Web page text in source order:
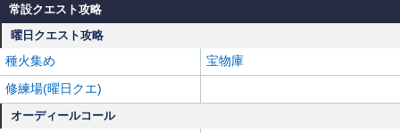
常設クエスト攻略
曜日クエスト攻略
種火集め
宝物庫
修練場(曜日クエ)
オーディールコール